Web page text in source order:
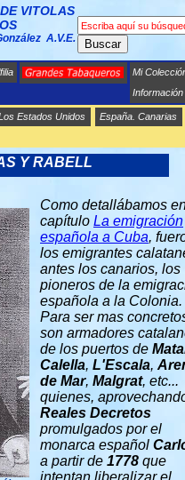
VITOLAS
A.V.E.
Buscar
Mi
Información
Estados Unidos
España. Canarias
- JAIME
Y RABELL
Como detallábamos
capítulo La emigración
española a Cuba,
los emigrantes
antes los canarios, los
pioneros de la
española a la Colonia.
Para ser mas
son armadores
de los puertos de
Calella, L'Escala,
de Mar, Malgrat, etc...
quienes,
Reales Decretos
promulgados por el
monarca español
a partir de 1778 que
intentan liberalizar el